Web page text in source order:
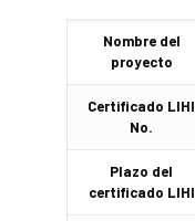
Nombre del
proyecto
Certificado LIHI
No.
Plazo del
certificado LIHI